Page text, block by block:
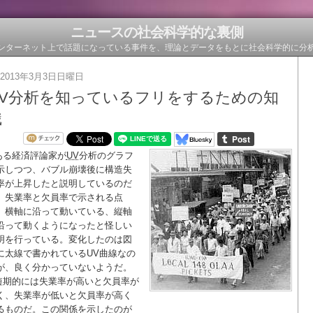
ニュースの社会科学的な裏側
ターネット上で話題になっている事件を、理論とデータをもとに社会科学的に分
2013年3月3日日曜日
分析を知っているフリをするための知
る経済評論家がUV分析のグラフ
しつつ、バブル崩壊後に構造失
が上昇したと説明しているのだ
失業率と欠員率で示される点
横軸に沿って動いている、縦軸
って動くようになったと怪しい
を行っている。変化したのは図
太線で書かれているUV曲線なの
、良く分かっていないようだ。
期的には失業率が高いと欠員率が
、失業率が低いと欠員率が高く
ものだ。この関係を示したのが